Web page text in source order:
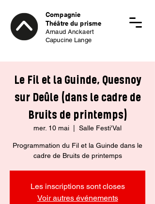
Compagnie
Théâtre du prisme
Arnaud Anckaert
Capucine Lange
Le Fil et la Guinde, Quesnoy
sur Deûle (dans le cadre de
Bruits de printemps)
mer. 10 mai Salle Festi'Val
Programmation du Fil et la Guinde dans le
cadre de Bruits de printemps
Les inscriptions sont closes
Voir autres événements